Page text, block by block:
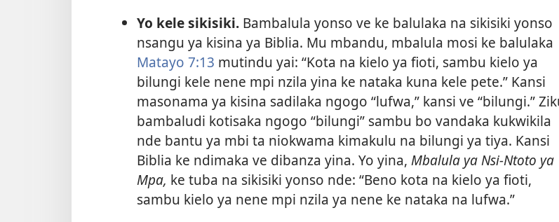
Yo kele sikisiki.Bambalula yonso ve ke balulaka na sikisiki yonso
nsangu ya kisina ya Biblia. Mu mbandu, mbalula mosi ke balulaka
Matayo 7:13 mutindu yai: “Kota na kielo ya fioti, sambu kielo ya
bilungi kele nene mpi nzila yina ke nataka kuna kele pete.” Kansi
masonama ya kisina sadilaka ngogo “lufwa,” kansi ve “bilungi.”
bambaludi kotisaka ngogo “bilungi” sambu bo vandaka kukwikila
nde bantu ya mbi ta niokwama kimakulu na bilungi ya tiya. Kansi
Biblia ke ndimaka ve dibanza yina. Yo yina, Mbalula ya Nsi-Ntoto ya
Mpa, ke tuba na sikisiki yonso nde: “Beno kota na kielo ya fioti,
sambu kielo ya nene mpi nzila ya nene ke nataka na lufwa.”